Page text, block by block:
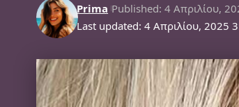
Last updated: 4 Απριλίου, 2025
Prima Published: 4 Απριλίου,